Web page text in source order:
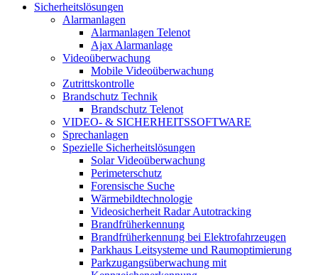
Sicherheitslösungen
Alarmanlagen
Alarmanlagen Telenot
Ajax Alarmanlage
Videoüberwachung
Mobile Videoüberwachung
Zutrittskontrolle
Brandschutz Technik
Brandschutz Telenot
VIDEO- & SICHERHEITSSOFTWARE
Sprechanlagen
Spezielle Sicherheitslösungen
Solar Videoüberwachung
Perimeterschutz
Forensische Suche
Wärmebildtechnologie
Videosicherheit Radar Autotracking​
Brandfrüherkennung
Brandfrüherkennung bei Elektrofahrzeugen
Parkhaus Leitsysteme und Raumoptimierung
Parkzugangsüberwachung mit